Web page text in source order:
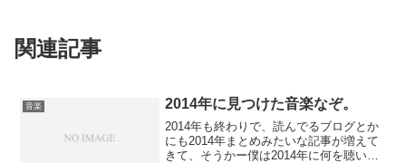
関連記事
音楽 2014年に見つけた音楽なぞ。
2014年も終わりで、読んでるブログとか
にも2014年まとめみたいな記事が増えて
きて、そうかー僕は2014年に何を聴いて